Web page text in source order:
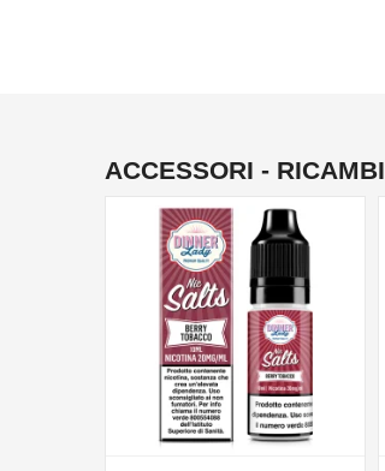
ACCESSORI - RICAMBI
NON DISPONIBILE